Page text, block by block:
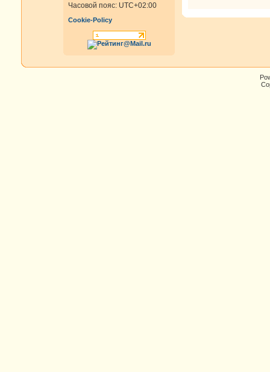
Часовой пояс: UTC+02:00
Cookie-Policy